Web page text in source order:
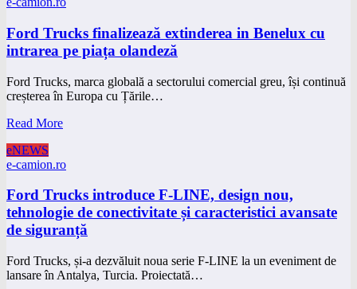
Ford Trucks finalizează extinderea in Benelux cu
intrarea pe piața olandeză
Ford Trucks, marca globală a sectorului comercial greu, își continuă
creșterea în Europa cu Țările…
Read More
eNEWS
e-camion.ro
Ford Trucks introduce F-LINE, design nou,
tehnologie de conectivitate și caracteristici avansate
de siguranță
Ford Trucks, și-a dezvăluit noua serie F-LINE la un eveniment de
lansare în Antalya, Turcia. Proiectată…